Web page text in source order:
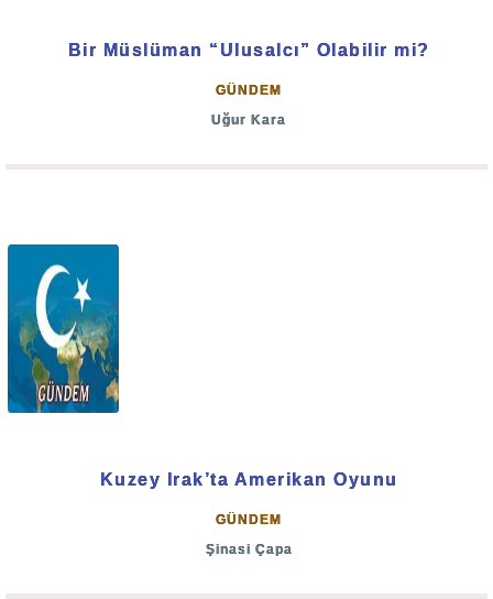
Bir Müslüman “Ulusalcı” Olabilir mi?
GÜNDEM
Uğur Kara
Kuzey Irak’ta Amerikan Oyunu
GÜNDEM
Şinasi Çapa